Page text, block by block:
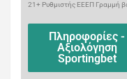
21+ Ρυθμιστής ΕΕΕΠ Γραμμή
Πληροφορίες -
Αξιολόγηση
Sportingbet